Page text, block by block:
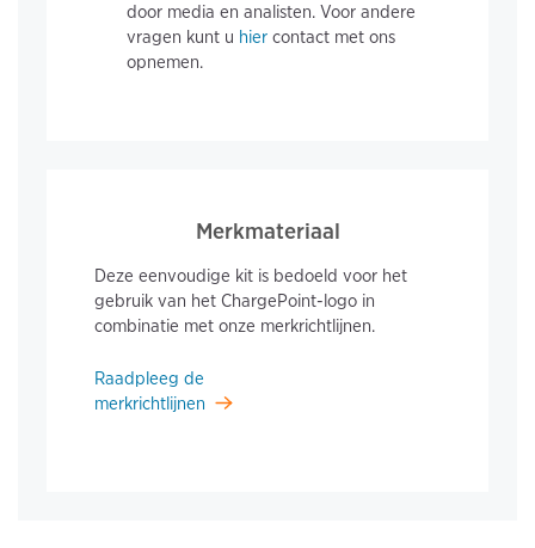
door media en analisten. Voor andere
vragen kunt u hier contact met ons
opnemen.
Merkmateriaal
Deze eenvoudige kit is bedoeld voor het
gebruik van het ChargePoint-logo in
combinatie met onze merkrichtlijnen.
Raadpleeg de
merkrichtlijnen